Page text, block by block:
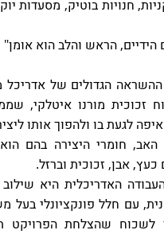
חנויות בוטיק, מסעדות
הראש והלב הוא אומן"
הגדולים של אדריכל
זכוכית מורנו איטלקי,
לגעת בו ולהפוך אותו
האב, חומרי היצירה בהם
כעץ, אבן, זכוכית וברזל.
האדריכלית היא
עם חלל פונקציונלי בעל
לשכוח שהצלחת הפרויקט